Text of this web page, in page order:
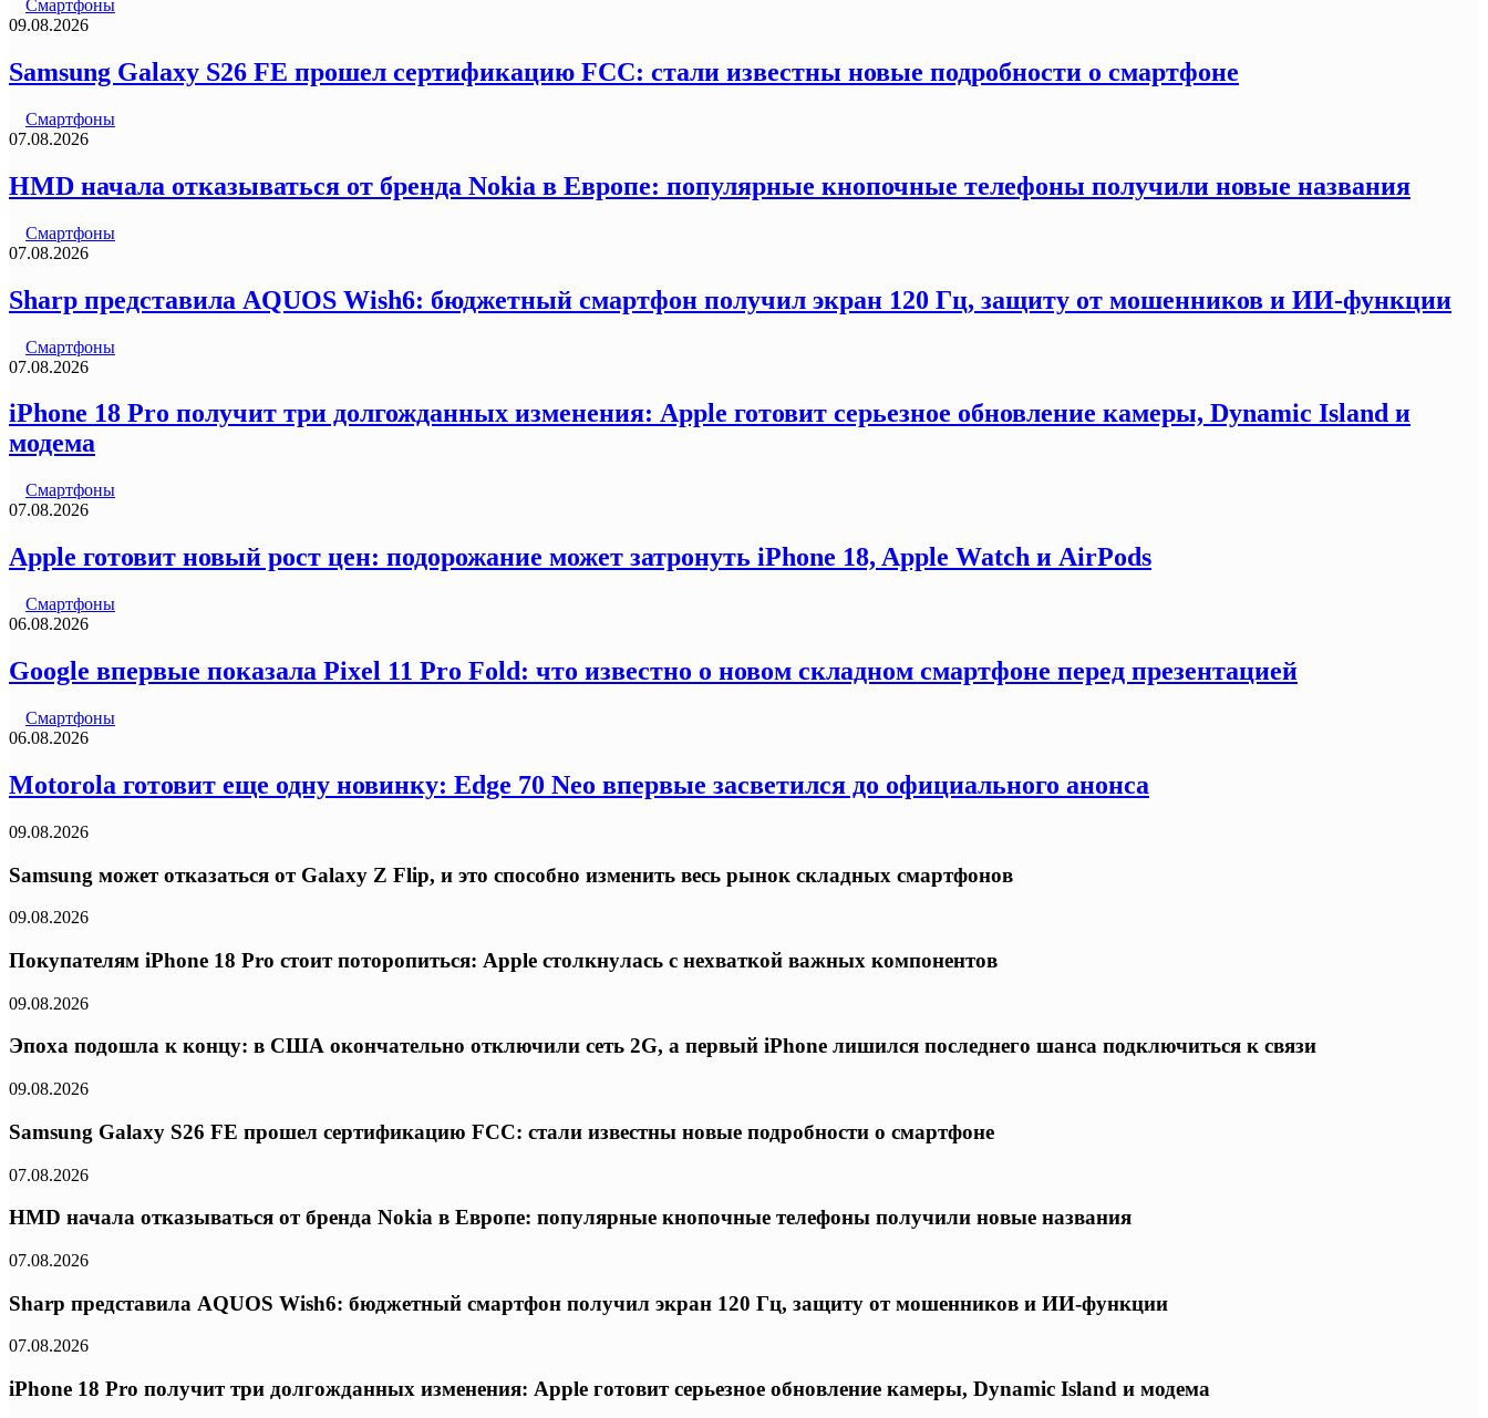
Смартфоны
09.08.2026
Samsung Galaxy S26 FE прошел сертификацию FCC: стали известны новые подробности о смартфоне
Смартфоны
07.08.2026
HMD начала отказываться от бренда Nokia в Европе: популярные кнопочные телефоны получили новые названия
Смартфоны
07.08.2026
Sharp представила AQUOS Wish6: бюджетный смартфон получил экран 120 Гц, защиту от мошенников и ИИ-функции
Смартфоны
07.08.2026
iPhone 18 Pro получит три долгожданных изменения: Apple готовит серьезное обновление камеры, Dynamic Island и
модема
Смартфоны
07.08.2026
Apple готовит новый рост цен: подорожание может затронуть iPhone 18, Apple Watch и AirPods
Смартфоны
06.08.2026
Google впервые показала Pixel 11 Pro Fold: что известно о новом складном смартфоне перед презентацией
Смартфоны
06.08.2026
Motorola готовит еще одну новинку: Edge 70 Neo впервые засветился до официального анонса
09.08.2026
Samsung может отказаться от Galaxy Z Flip, и это способно изменить весь рынок складных смартфонов
09.08.2026
Покупателям iPhone 18 Pro стоит поторопиться: Apple столкнулась с нехваткой важных компонентов
09.08.2026
Эпоха подошла к концу: в США окончательно отключили сеть 2G, а первый iPhone лишился последнего шанса подключиться к связи
09.08.2026
Samsung Galaxy S26 FE прошел сертификацию FCC: стали известны новые подробности о смартфоне
07.08.2026
HMD начала отказываться от бренда Nokia в Европе: популярные кнопочные телефоны получили новые названия
07.08.2026
Sharp представила AQUOS Wish6: бюджетный смартфон получил экран 120 Гц, защиту от мошенников и ИИ-функции
07.08.2026
iPhone 18 Pro получит три долгожданных изменения: Apple готовит серьезное обновление камеры, Dynamic Island и модема